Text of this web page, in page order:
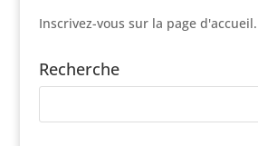
Inscrivez-vous sur la page d'accueil.
Recherche